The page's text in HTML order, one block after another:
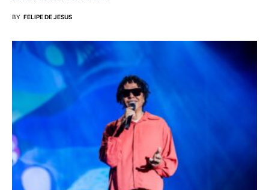
BY FELIPE DE JESUS